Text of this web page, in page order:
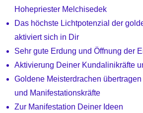
Hohepriester Melchisedek
Das höchste Lichtpotenzial der
aktiviert sich in Dir
Sehr gute Erdung und Öffnung der
Aktivierung Deiner Kundalinikräfte
Goldene Meisterdrachen
und Manifestationskräfte
Zur Manifestation Deiner Ideen